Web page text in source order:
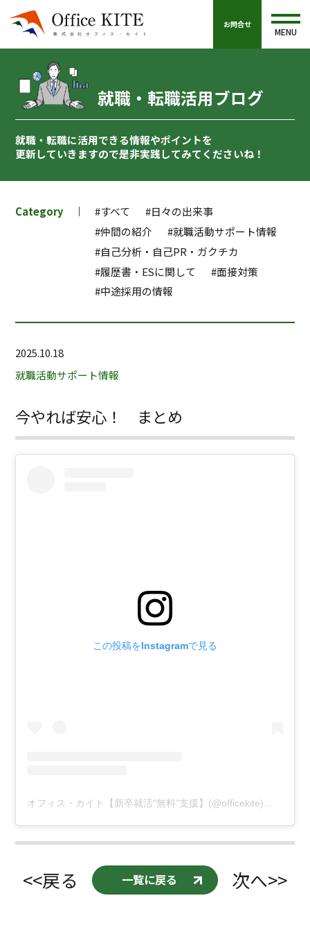
お問合せ
MENU
就職・転職活用ブログ
就職・転職に活用できる情報やポイントを
更新していきますので是非実践してみてくださいね！
Category #すべて
#日々の出来事
#仲間の紹介
#就職活動サポート情報
#自己分析・自己PR・ガクチカ
#履歴書・ESに関して
#面接対策
#中途採用の情報
2025.10.18
就職活動サポート情報
今やれば安心！ まとめ
この投稿をInstagramで見る
オフィス・カイト【新卒就活"無料"支援】(@officekite)がシェアした投稿
<<戻る 一覧に戻る 次へ>>